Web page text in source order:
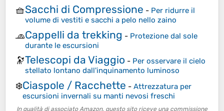
🧺Sacchi di Compressione - Per ridurre il
volume di vestiti e sacchi a pelo nello zaino
🧢Cappelli da trekking - Protezione dal sole
durante le escursioni
🔭Telescopi da Viaggio - Per osservare il cielo
stellato lontano dall'inquinamento luminoso
❄️Ciaspole / Racchette - Attrezzatura per
escursioni invernali su manti nevosi freschi
In qualità di associato Amazon, questo sito riceve una commissione